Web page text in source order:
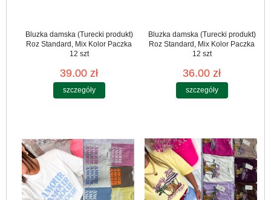
Bluzka damska (Turecki produkt)
Roz Standard, Mix Kolor Paczka
12 szt
39.00 zł
szczegóły
Bluzka damska (Turecki produkt)
Roz Standard, Mix Kolor Paczka
12 szt
36.00 zł
szczegóły